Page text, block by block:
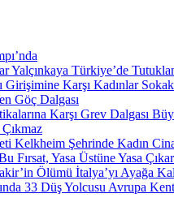
Yalçınkaya Türkiye’de
Girişimine Karşı Kadınlar
Göç Dalgası
Karşı Grev Dalgası
Kelkheim Şehrinde Kadın
Fırsat, Yasa Üstüne Yasa
Ölümü İtalya’yı Ayağa
33 Düş Yolcusu Avrupa